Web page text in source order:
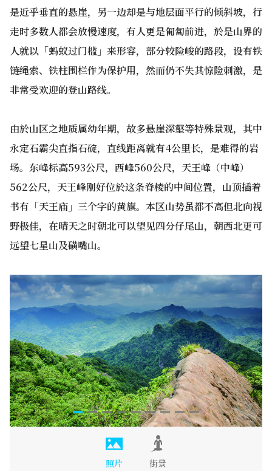
是近乎垂直的悬崖，另一边却是与地层面平行的倾斜坡，行
走时多数人都会放慢速度，有人更是匍匐前进，於是山界的
人就以「蚂蚁过门槛」来形容，部分较险峻的路段，设有铁
链绳索、铁柱围栏作为保护用，然而仍不失其惊险刺激，是
非常受欢迎的登山路线。
由於山区之地质属幼年期，故多悬崖深壑等特殊景观，其中
永定石霸尖直指石碇，直线距离就有4公里长，是难得的岩
场。东峰标高593公尺，西峰560公尺，天王峰（中峰）
562公尺，天王峰刚好位於这条脊棱的中间位置，山顶插着
书有「天王庙」三个字的黄旗。本区山势虽都不高但北向视
野极佳，在晴天之时朝北可以望见四分仔尾山，朝西北更可
远望七星山及磺嘴山。
照片 街景